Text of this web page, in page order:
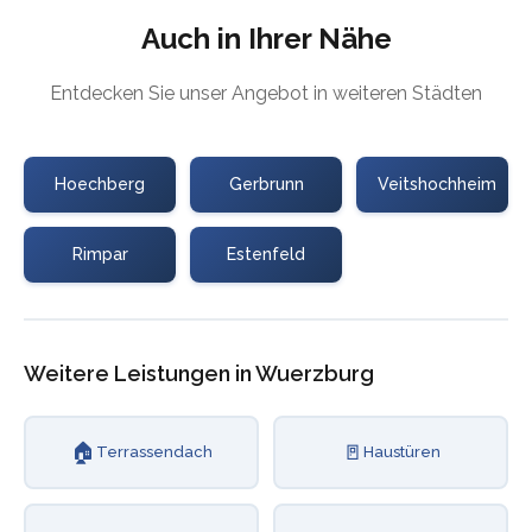
Auch in Ihrer Nähe
Entdecken Sie unser Angebot in weiteren Städten
Hoechberg Gerbrunn Veitshochheim
Rimpar Estenfeld
Weitere Leistungen in Wuerzburg
🏠 Terrassendach 🚪 Haustüren